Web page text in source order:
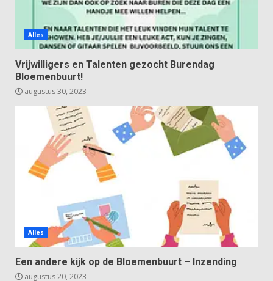
Alles
Vrijwilligers en Talenten gezocht Burendag
Bloemenbuurt!
augustus 30, 2023
Alles
Een andere kijk op de Bloemenbuurt – Inzending
augustus 20, 2023